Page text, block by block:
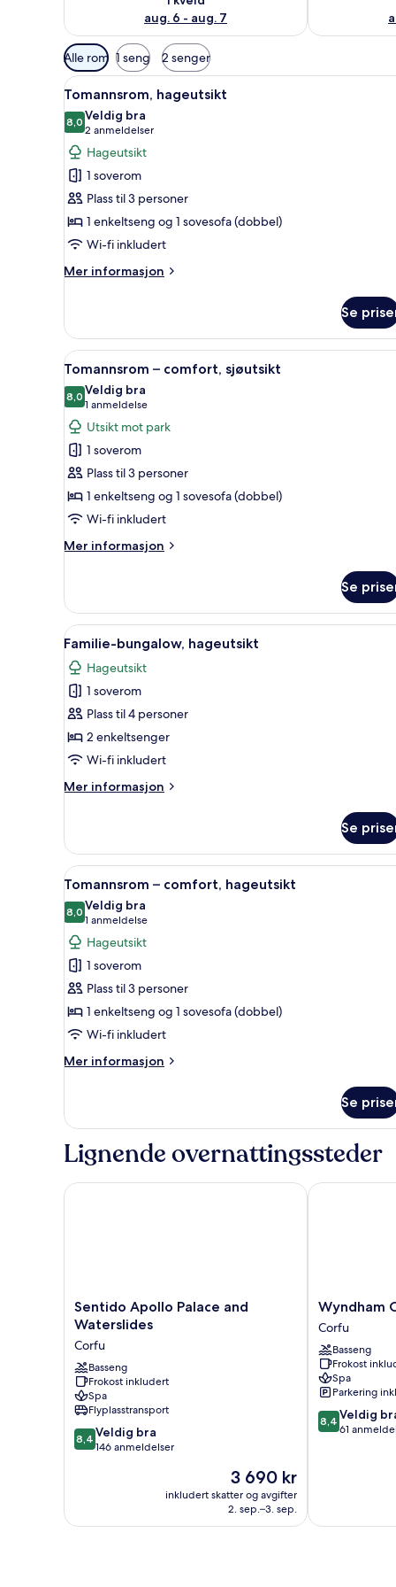
aug. 6 - aug. 7
Tilgjengelige
filtre
for
rom
Alle rom 1 seng 2 senger
Åpne
alle
bildene
av
Tomannsrom,
hageutsikt
Tomannsrom, hageutsikt |
5
Tomannsrom, hageutsikt
8,08,0 av 10
Veldig bra
2 anmeldelser
(2
anmeldelser)
Hageutsikt
1 soverom
Plass til 3 personer
1 enkeltseng og 1 sovesofa (dobbel)
Wi-fi inkludert
Mer informasjon
Mer
hageutsikt
Se
Åpne
alle
bildene
av
Tomannsrom
–
comfort,
sjøutsikt
Tomannsrom – comfort,
6
Tomannsrom – comfort, sjøutsikt
8,08,0 av 10
Veldig bra
1 anmeldelse
(1
anmeldelse)
Utsikt mot park
1 soverom
Plass til 3 personer
1 enkeltseng og 1 sovesofa (dobbel)
Wi-fi inkludert
Mer informasjon
Mer
–
comfort,
sjøutsikt
Se
Åpne
alle
bildene
av
Familie-
bungalow,
hageutsikt
6
Familie-bungalow, hageutsikt
Hageutsikt
1 soverom
Plass til 4 personer
2 enkeltsenger
Wi-fi inkludert
Mer informasjon
Mer
bungalow,
hageutsikt
Se
Åpne
alle
bildene
av
Tomannsrom
–
comfort,
hageutsikt
Tomannsrom – comfort,
15
Tomannsrom – comfort, hageutsikt
8,08,0 av 10
Veldig bra
1 anmeldelse
(1
anmeldelse)
Hageutsikt
1 soverom
Plass til 3 personer
1 enkeltseng og 1 sovesofa (dobbel)
Wi-fi inkludert
Mer informasjon
Mer
–
hageutsikt
Se
Lignende overnattingssteder
Sentido
Apollo
and
Waterslides
Corfu
Sentido Apollo Palace and
Waterslides
Corfu
Basseng
Frokost inkludert
Spa
Flyplasstransport
8.4
av
anmeldelser
8,4 Veldig bra
146 anmeldelser
Prisen
er
3 690 kr
3 690 kr
inkludert skatter og avgifter
2. sep.–3. sep.
Sentido Apollo Palace and Waterslides
Wyndham
Corfu
Acharavi
Corfu
Wyndham
Corfu
Basseng
Frokost
Spa
Parkering
8.4
av
8,4 Veldig
61
Wyndham